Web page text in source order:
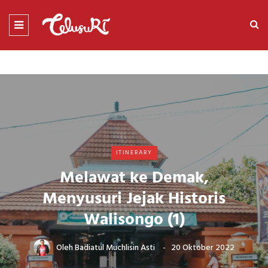
ITINERARY
Melawat ke Demak,
Menyusuri Jejak Historis
Walisongo (1)
OlehBadiatul Muchlisin Asti 20 Oktober 2022